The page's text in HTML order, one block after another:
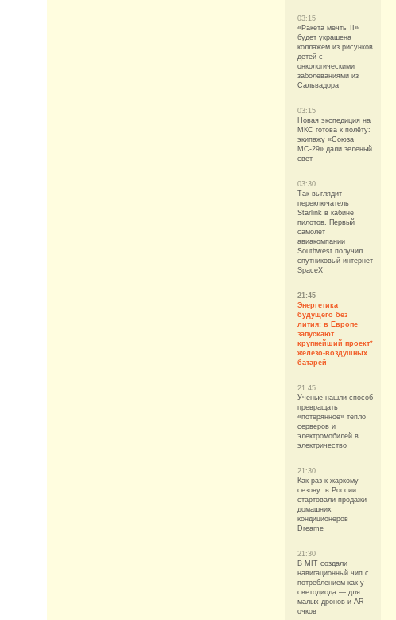
03:15
«Ракета мечты II»
будет украшена
коллажем из рисунков
детей с
онкологическими
заболеваниями из
Сальвадора
03:15
Новая экспедиция на
МКС готова к полёту:
экипажу «Союза
МС-29» дали зеленый
свет
03:30
Так выглядит
переключатель
Starlink в кабине
пилотов. Первый
самолет
авиакомпании
Southwest получил
спутниковый интернет
SpaceX
21:45
Энергетика
будущего без
лития: в Европе
запускают
крупнейший проект*
железо-воздушных
батарей
21:45
Ученые нашли способ
превращать
«потерянное» тепло
серверов и
электромобилей в
электричество
21:30
Как раз к жаркому
сезону: в России
стартовали продажи
домашних
кондиционеров
Dreame
21:30
В MIT создали
навигационный чип с
потреблением как у
светодиода — для
малых дронов и AR-
очков